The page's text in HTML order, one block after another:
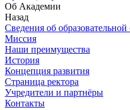
Об Академии
Назад
Сведения об образовательной
Миссия
Наши преимущества
История
Концепция развития
Страница ректора
Учредители и партнёры
Контакты